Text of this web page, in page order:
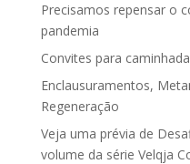
Precisamos repensar o
pandemia
Convites para
Enclausuramentos,
Regeneração
Veja uma prévia de
volume da série Velqja